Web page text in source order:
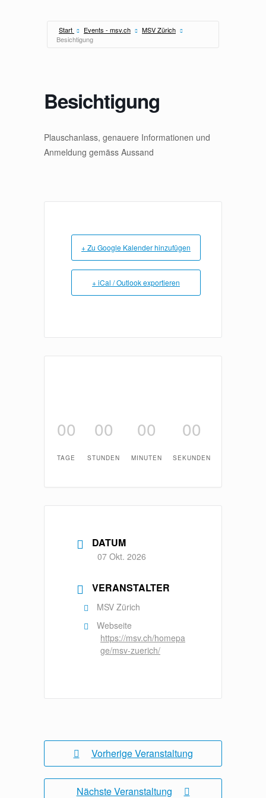
Start Events - msv.ch
MSV Zürich
Besichtigung
Besichtigung
Plauschanlass, genauere Informationen und
Anmeldung gemäss Aussand
+ Zu Google Kalender hinzufügen
+ iCal / Outlook exportieren
00
TAGE
00
STUNDEN
00
MINUTEN
00
SEKUNDEN
DATUM
07 Okt. 2026
VERANSTALTER
MSV Zürich
Webseite
https://msv.ch/homepa
ge/msv-zuerich/
Vorherige Veranstaltung
Nächste Veranstaltung